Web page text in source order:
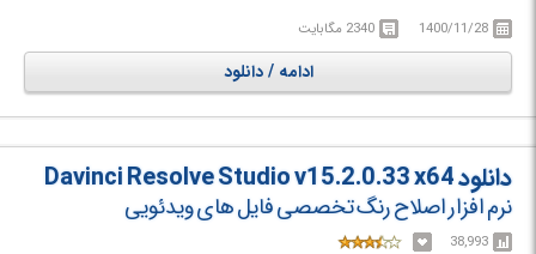
Davinci Resolve Lite معروف است. مهم ترین خصوصیت Davinci Resolve را
می توان سرعت بی نظیر این برنامه دانست.
Davinci Resolve هیچ محدودیتی برای استفاده از سخت افزار ندارد. اگر شما
رندرفارم و کلاسترهای رندرینگ در اختیار داشته باشید، به راحتی می توانید از
قدرت تمامی‌آن ها در Davinci Resolve استفاده نمایید. بنابراین می توان گفت
1400/11/28 2340 مگابایت
ادامه / دانلود
دانلود Davinci Resolve Studio v15.2.0.33 x64
نرم افزار اصلاح رنگ تخصصی فایل های ویدئویی
38,993